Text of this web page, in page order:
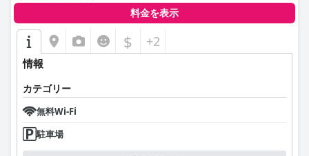
料金を表示
$ +2
情報
カテゴリー
無料Wi-Fi
駐車場